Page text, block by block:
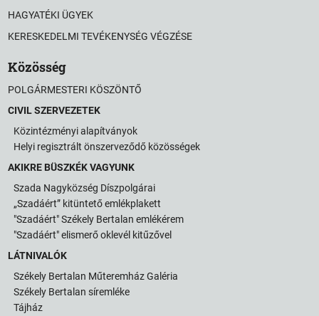
HAGYATÉKI ÜGYEK
KERESKEDELMI TEVÉKENYSÉG VÉGZÉSE
Közösség
POLGÁRMESTERI KÖSZÖNTŐ
CIVIL SZERVEZETEK
Közintézményi alapítványok
Helyi regisztrált önszerveződő közösségek
AKIKRE BÜSZKÉK VAGYUNK
Szada Nagyközség Díszpolgárai
„Szadáért” kitüntető emlékplakett
"Szadáért" Székely Bertalan emlékérem
"Szadáért" elismerő oklevél kitűzővel
LÁTNIVALÓK
Székely Bertalan Műteremház Galéria
Székely Bertalan síremléke
Tájház